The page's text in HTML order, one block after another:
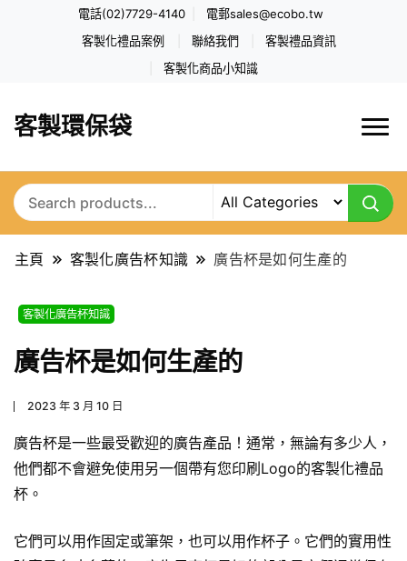
電話(02)7729-4140 電郵sales@ecobo.tw
客製化禮品案例 聯絡我們 客製禮品資訊
客製化商品小知識
客製環保袋
主頁 客製化廣告杯知識 廣告杯是如何生產的
客製化廣告杯知識
廣告杯是如何生產的
2023 年 3 月 10 日
廣告杯是一些最受歡迎的廣告產品！通常，無論有多少人，
他們都不會避免使用另一個帶有您印刷Logo的客製化禮品
杯 。
它們可以用作固定或筆架，也可以用作杯子。它們的實用性